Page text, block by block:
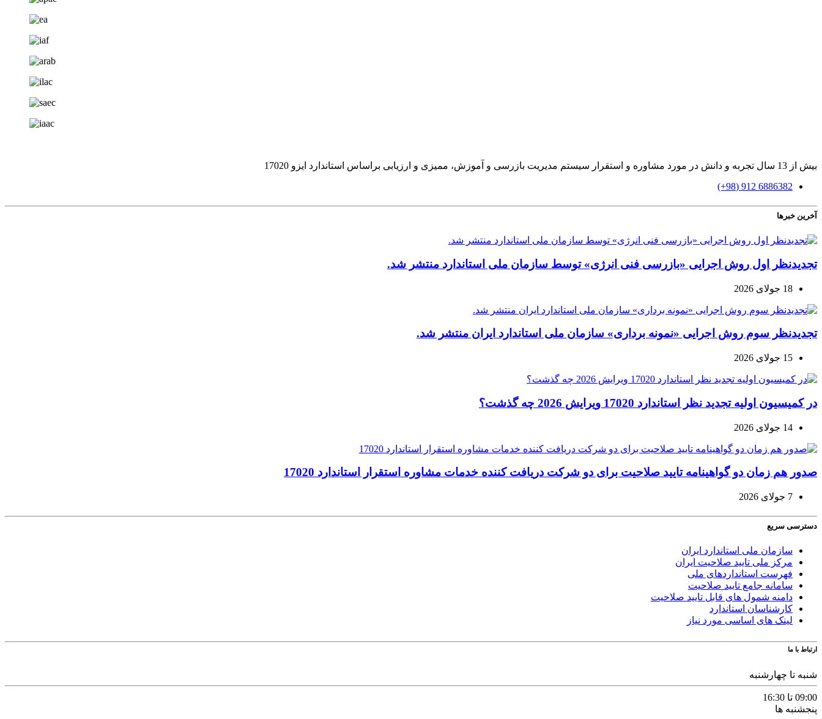
بیش از 13 سال تجربه و دانش در مورد مشاوره و استقرار سیستم مدیریت بازرسی و آموزش، ممیزی و ارزیابی براساس استاندارد ایزو 17020
6886382 912 (98+)
آخرین خبرها
تجدیدنظر اول روش اجرایی «بازرسی فنی انرژی» توسط سازمان ملی استاندارد منتشر شد.
18 جولای 2026
تجدیدنظر سوم روش اجرایی «نمونه برداری» سازمان ملی استاندارد ایران منتشر شد.
15 جولای 2026
در کمیسیون اولیه تجدید نظر استاندارد 17020 ویرایش 2026 چه گذشت؟
14 جولای 2026
صدور هم زمان دو گواهینامه تایید صلاحیت برای دو شرکت دریافت کننده خدمات مشاوره استقرار استاندارد 17020
7 جولای 2026
دسترسی سریع
سازمان ملی استاندارد ایران
مرکز ملی تایید صلاحیت ایران
فهرست استانداردهای ملی
سامانه جامع تایید صلاحیت
دامنه شمول های قابل تایید صلاحیت
کارشناسان استاندارد
لینک های اساسی مورد نیاز
ارتباط با ما
شنبه تا چهارشنبه
09:00 تا 16:30
پنجشنبه ها